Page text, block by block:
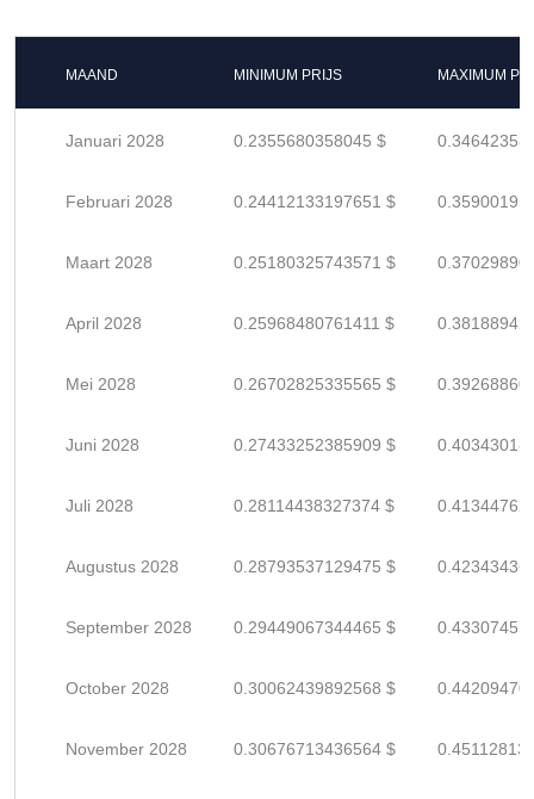
MAAND MINIMUM PRIJS MAXIMUM
Januari 2028 0.2355680358045 $
Februari 2028 0.24412133197651 $
Maart 2028 0.25180325743571 $
April 2028 0.25968480761411 $
Mei 2028 0.26702825335565 $
Juni 2028 0.27433252385909 $
Juli 2028 0.28114438327374 $
Augustus 2028 0.28793537129475 $
September 2028 0.29449067344465 $
October 2028 0.30062439892568 $
November 2028 0.30676713436564 $